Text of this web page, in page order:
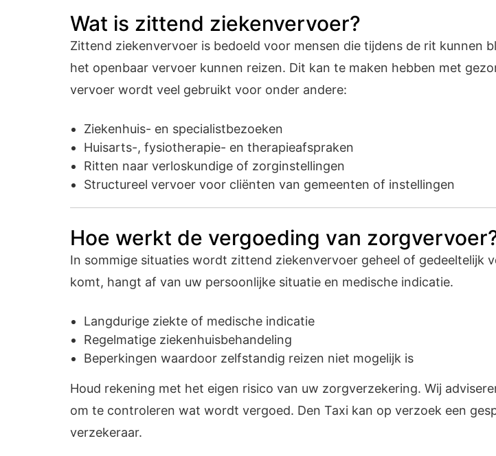
Wat is zittend ziekenvervoer?
Zittend ziekenvervoer is bedoeld voor mensen die tijdens de rit kunnen
het openbaar vervoer kunnen reizen. Dit kan te maken hebben met
vervoer wordt veel gebruikt voor onder andere:
Ziekenhuis- en specialistbezoeken
Huisarts-, fysiotherapie- en therapieafspraken
Ritten naar verloskundige of zorginstellingen
Structureel vervoer voor cliënten van gemeenten of instellingen
Hoe werkt de vergoeding van
In sommige situaties wordt zittend ziekenvervoer geheel of gedeeltelijk
komt, hangt af van uw persoonlijke situatie en medische indicatie.
Langdurige ziekte of medische indicatie
Regelmatige ziekenhuisbehandeling
Beperkingen waardoor zelfstandig reizen niet mogelijk is
Houd rekening met het eigen risico van uw zorgverzekering. Wij
om te controleren wat wordt vergoed. Den Taxi kan op verzoek een
verzekeraar.